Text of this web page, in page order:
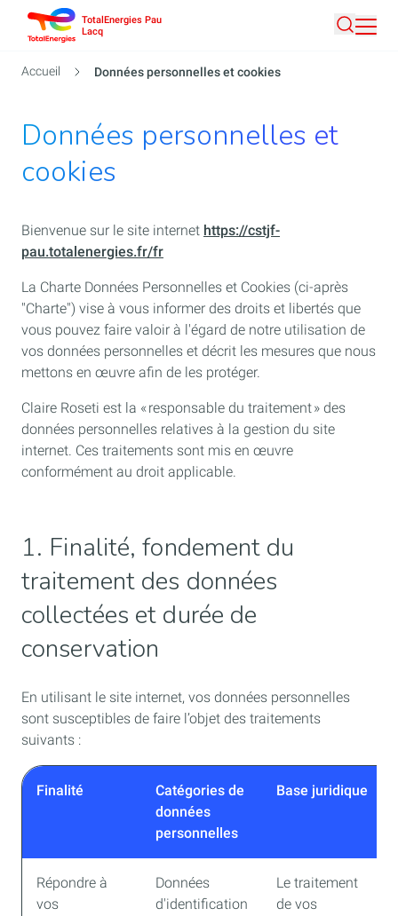
contenu
TotalEnergies Pau
Lacq
Fil
Accueil Données personnelles et cookies
Données personnelles et
cookies
Bienvenue sur le site internet https://cstjf-
pau.totalenergies.fr/fr
La Charte Données Personnelles et Cookies (ci-après
"Charte") vise à vous informer des droits et libertés que
vous pouvez faire valoir à l'égard de notre utilisation de
vos données personnelles et décrit les mesures que nous
mettons en œuvre afin de les protéger.
Claire Roseti est la « responsable du traitement » des
données personnelles relatives à la gestion du site
internet. Ces traitements sont mis en œuvre
conformément au droit applicable.
1. Finalité, fondement du
traitement des données
collectées et durée de
conservation
En utilisant le site internet, vos données personnelles
sont susceptibles de faire l’objet des traitements
suivants :
Finalité
Catégories de
données
personnelles
Base juridique
Répondre à
vos
Données
d'identification
Le traitement
de vos